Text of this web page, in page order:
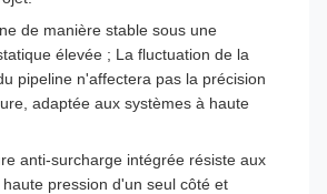
de manière stable sous une
élevée ; La fluctuation de la
pipeline n'affectera pas la précision
adaptée aux systèmes à haute
anti-surcharge intégrée résiste aux
haute pression d'un seul côté et